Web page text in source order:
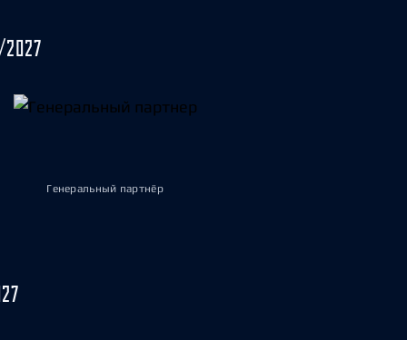
Генеральный партнёр